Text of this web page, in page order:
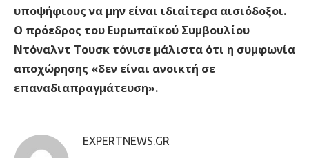
υποψήφιους να μην είναι ιδιαίτερα αισιόδοξοι.
Ο πρόεδρος του Ευρωπαϊκού Συμβουλίου
Ντόναλντ Τουσκ τόνισε μάλιστα ότι η συμφωνία
αποχώρησης «δεν είναι ανοικτή σε
επαναδιαπραγμάτευση».
EXPERTNEWS.GR